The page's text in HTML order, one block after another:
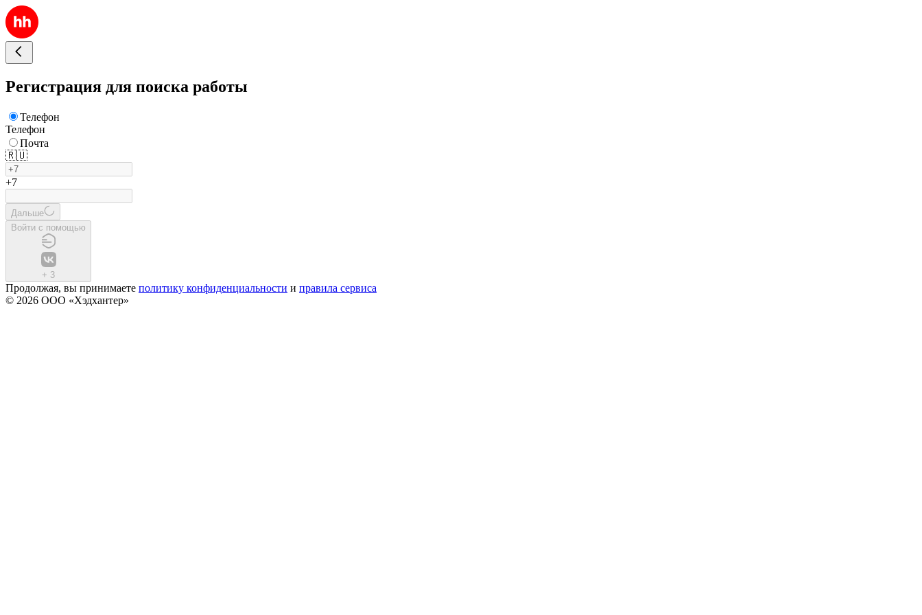
Регистрация для поиска работы
Телефон
Телефон
Почта
🇷🇺
+7
Дальше
Войти с помощью
+ 3
Продолжая, вы принимаете политику конфиденциальности и правила сервиса
© 2026 ООО «Хэдхантер»